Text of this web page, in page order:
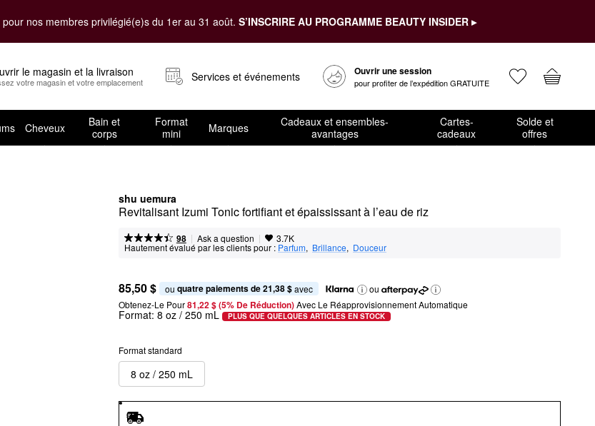
nos membres privilégié(e)s du 1er au 31 août. S’INSCRIRE AU PROGRAMME BEAUTY INSIDER ▸
le magasin et la livraison
votre magasin et votre emplacement Services et événements Ouvrir une session
pour profiter de l’expédition GRATUITE
Cheveux
Bain et
corps
Format
mini
Marques
Cadeaux et ensembles-
avantages
Cartes-
cadeaux
Solde et
offres
shu uemura
Revitalisant Izumi Tonic fortifiant et épaississant à l’eau de riz
98 | Ask a question | 3.7K
Hautement évalué par les clients pour : Parfum, Brillance, Douceur
85,50 $ ou quatre paiements de 21,38 $ avec
ou
Obtenez-Le Pour81,22 $ (5% De Réduction) Avec Le Réapprovisionnement Automatique
Format: 8 oz / 250 mL PLUS QUE QUELQUES ARTICLES EN STOCK
Format standard
8 oz / 250 mL